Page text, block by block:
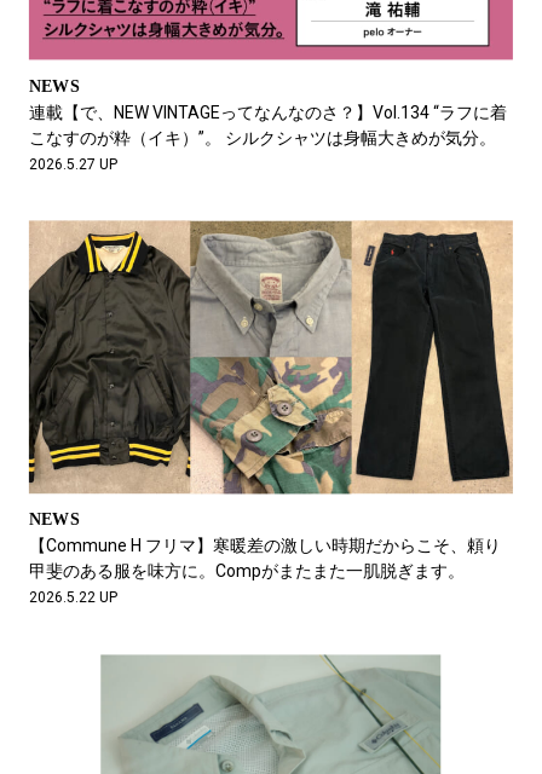
NEWS
連載【で、NEW VINTAGEってなんなのさ？】Vol.134 “ラフに着
こなすのが粋（イキ）”。 シルクシャツは身幅大きめが気分。
2026.5.27 UP
NEWS
【Commune H フリマ】寒暖差の激しい時期だからこそ、頼り
甲斐のある服を味方に。Compがまたまた一肌脱ぎます。
2026.5.22 UP